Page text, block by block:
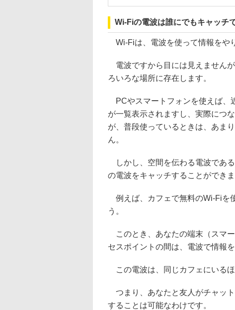
Wi-Fiの電波は誰にでもキャッ
Wi-Fiは、電波を使って情報をや
電波ですから目には見えません
ろいろな場所に存在します。
PCやスマートフォンを使えば、
が一覧表示されますし、実際につ
が、普段使っているときは、あま
ん。
しかし、空間を伝わる電波であ
の電波をキャッチすることができま
例えば、カフェで無料のWi-Fiを
う。
このとき、あなたの端末（スマ
セスポイントの間は、電波で情報
この電波は、同じカフェにいる
つまり、あなたと友人がチャッ
することは可能なわけです。